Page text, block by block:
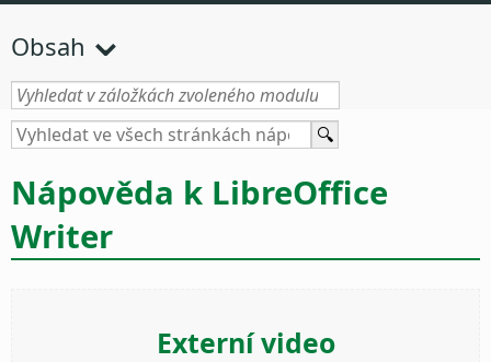
Obsah
Nápověda k LibreOffice
Writer
Externí video